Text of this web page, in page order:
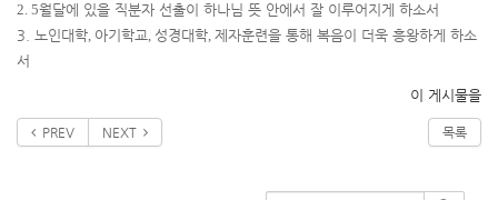
2. 5월달에 있을 직분자 선출이 하나님 뜻 안에서 잘 이루어지게 하소서
3. 노인대학, 아기학교, 성경대학, 제자훈련을 통해 복음이 더욱 흥왕하게 하소
서
이 게시물을
PREV NEXT 목록